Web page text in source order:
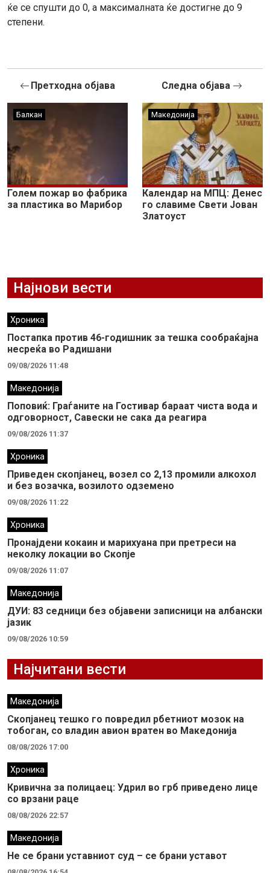
ќе се спушти до 0, а максималната ќе достигне до 9
степени.
Претходна објава
Балкан
Голем пожар во фабрика
за пластика во Марибор
Следна објава
Македонија
Календар на МПЦ: Денес
го славиме Свети Јован
Златоуст
Најнови вести
Хроника
Постапка против 46-годишник за тешка сообраќајна
несреќа во Радишани
09/08/2026 11:48
Македонија
Поповиќ: Граѓаните на Гостивар бараат чиста вода и
одговорност, Савески не сака да реагира
09/08/2026 11:37
Хроника
Приведен скопјанец, возел со 2,13 промили алкохол
и без возачка, возилото одземено
09/08/2026 11:22
Хроника
Пронајдени кокаин и марихуана при претреси на
неколку локации во Скопје
09/08/2026 11:07
Македонија
ДУИ: 83 седници без објавени записници на албански
јазик
09/08/2026 10:59
Најчитани вести
Македонија
Скопјанец тешко го повредил рбетниот мозок на
тобоган, со владин авион вратен во Македонија
08/08/2026 17:00
Хроника
Кривична за полицаец: Удрил во грб приведено лице
со врзани раце
08/08/2026 22:57
Македонија
Не се брани уставниот суд – се брани уставот